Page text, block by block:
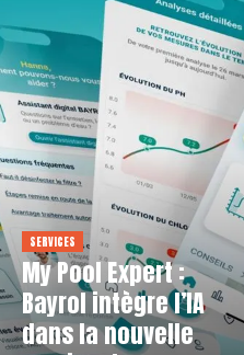
SERVICES
My Pool Expert :
Bayrol intègre l’IA
dans la nouvelle